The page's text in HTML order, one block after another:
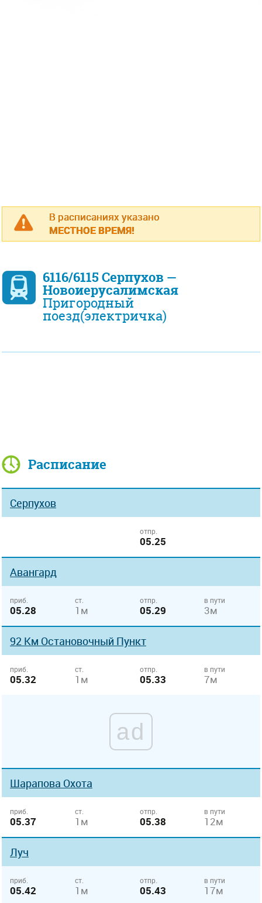
В расписаниях указано
МЕСТНОЕ ВРЕМЯ!
6116/6115 Серпухов —
Новоиерусалимская
Пригородный
поезд(электричка)
Расписание
Серпухов
отпр.
05.25
Авангард
приб.
05.28
ст.
1м
отпр.
05.29
в пути
3м
92 Км Остановочный Пункт
приб.
05.32
ст.
1м
отпр.
05.33
в пути
7м
ad
Шарапова Охота
приб.
05.37
ст.
1м
отпр.
05.38
в пути
12м
Луч
приб.
05.42
ст.
1м
отпр.
05.43
в пути
17м